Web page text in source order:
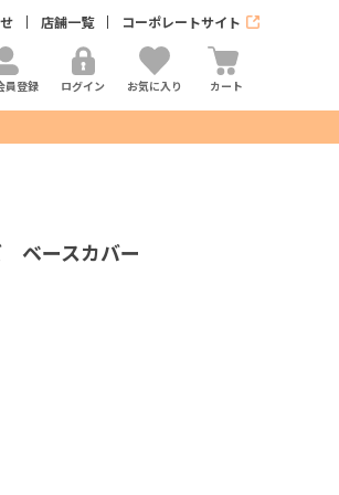
店舗一覧 コーポレートサイト
員登録 ログイン お気に入り カート
ベースカバー